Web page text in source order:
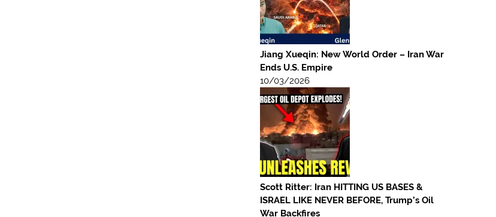
Jiang Xueqin: New World Order – Iran War
Ends U.S. Empire
10/03/2026
Scott Ritter: Iran HITTING US BASES &
ISRAEL LIKE NEVER BEFORE, Trump’s Oil
War Backfires